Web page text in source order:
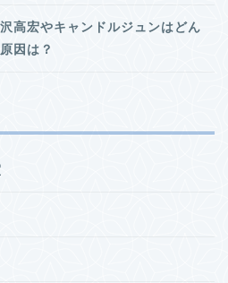
高宏やキャンドルジュンはどん
因は？